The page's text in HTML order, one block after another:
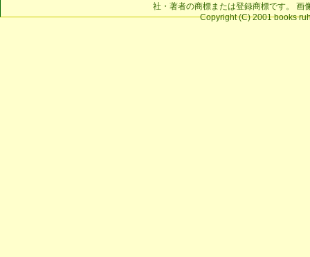
社・著者の商標または登録商標です。 画
Copyright (C) 2001 books